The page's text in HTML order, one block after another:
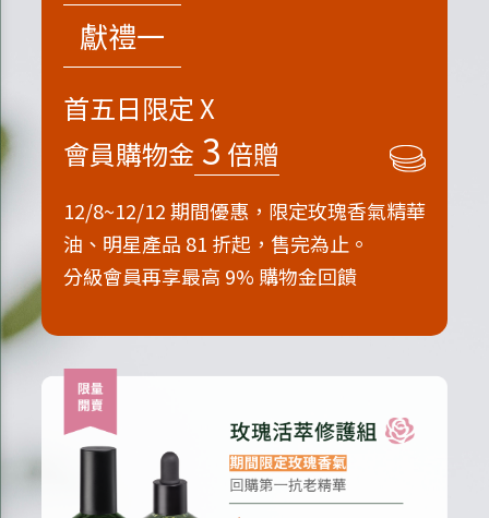
獻禮一
首五日限定 X
會員購物金 3 倍贈
12/8~12/12 期間優惠，限定玫瑰香氣精華
油、明星產品 81 折起，售完為止。
分級會員再享最高 9% 購物金回饋